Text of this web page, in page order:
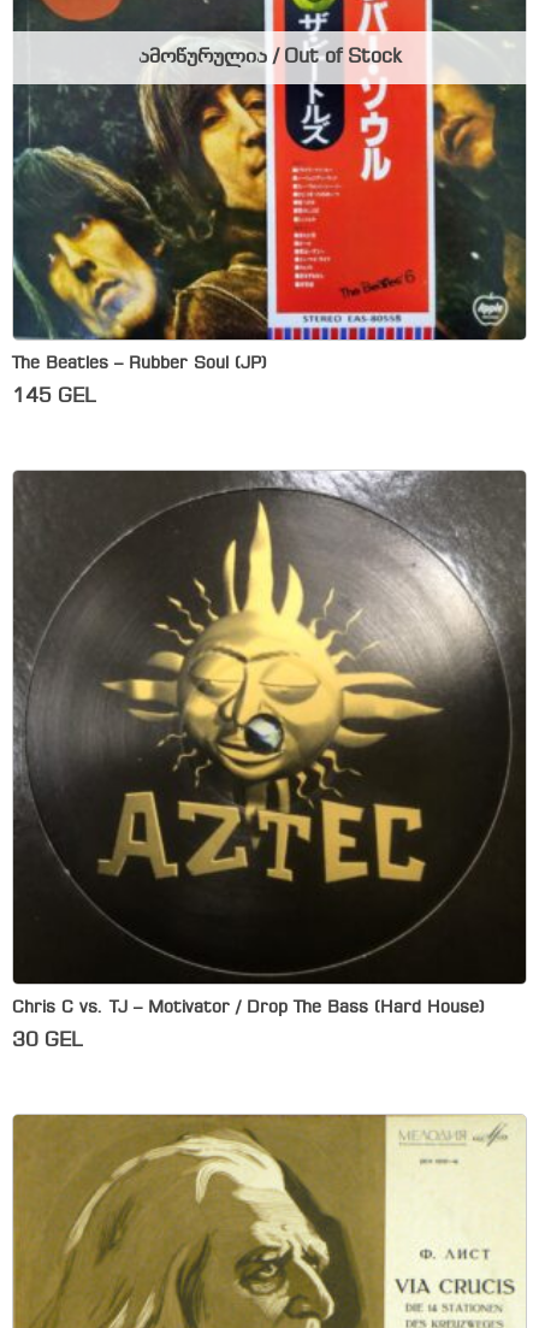
The Beatles – Rubber Soul (JP)
145 GEL
ამოწურულია / Out of Stock
Chris C vs. TJ – Motivator / Drop The Bass (Hard House)
30 GEL